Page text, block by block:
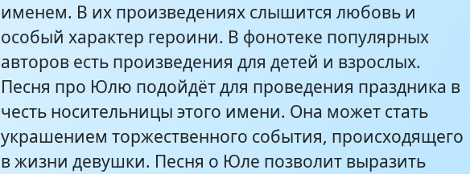
именем. В их произведениях слышится любовь и
особый характер героини. В фонотеке популярных
авторов есть произведения для детей и взрослых.
Песня про Юлю подойдёт для проведения праздника в
честь носительницы этого имени. Она может стать
украшением торжественного события, происходящего
в жизни девушки. Песня о Юле позволит выразить